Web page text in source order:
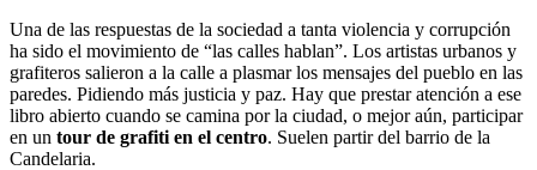
Una de las respuestas de la sociedad a tanta violencia y corrupción
ha sido el movimiento de “las calles hablan”. Los artistas urbanos y
grafiteros salieron a la calle a plasmar los mensajes del pueblo en las
paredes. Pidiendo más justicia y paz. Hay que prestar atención a ese
libro abierto cuando se camina por la ciudad, o mejor aún, participar
en un tour de grafiti en el centro. Suelen partir del barrio de la
Candelaria.